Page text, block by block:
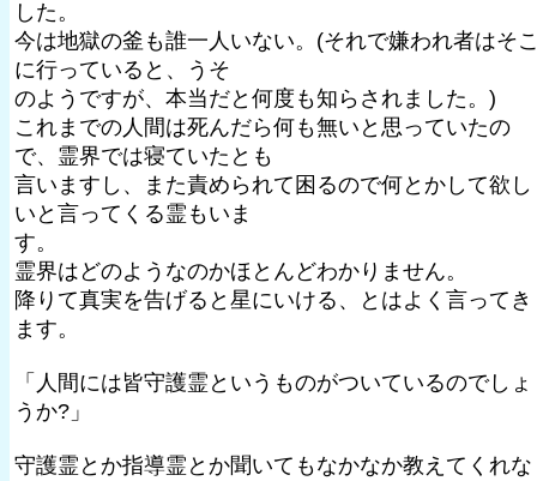
した。
今は地獄の釜も誰一人いない。(それで嫌われ者はそ
に行っていると、うそ
のようですが、本当だと何度も知らされました。)
これまでの人間は死んだら何も無いと思っていたの
で、霊界では寝ていたとも
言いますし、また責められて困るので何とかして欲し
いと言ってくる霊もいま
す。
霊界はどのようなのかほとんどわかりません。
降りて真実を告げると星にいける、とはよく言ってき
ます。
「人間には皆守護霊というものがついているのでしょ
うか?」
守護霊とか指導霊とか聞いてもなかなか教えてくれな